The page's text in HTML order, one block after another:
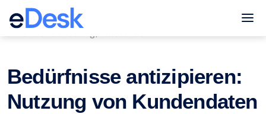
eCommerce Support Central
Bedürfnisse antizipieren:
Nutzung von Kundendaten